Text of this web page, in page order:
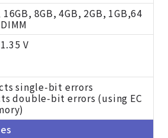
16GB, 8GB, 4GB, 2GB, 1GB,64
V
single-bit errors
double-bit errors (using EC